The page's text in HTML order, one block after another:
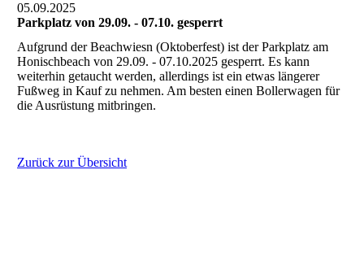
05.09.2025
Parkplatz von 29.09. - 07.10. gesperrt
Aufgrund der Beachwiesn (Oktoberfest) ist der Parkplatz am
Honischbeach von 29.09. - 07.10.2025 gesperrt. Es kann
weiterhin getaucht werden, allerdings ist ein etwas längerer
Fußweg in Kauf zu nehmen. Am besten einen Bollerwagen für
die Ausrüstung mitbringen.
Zurück zur Übersicht